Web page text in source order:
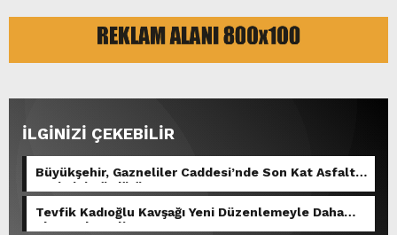
İLGİNİZİ ÇEKEBİLİR
Büyükşehir, Gazneliler Caddesi’nde Son Kat Asfalt
Serimini Sürdürüyor.
Tevfik Kadıoğlu Kavşağı Yeni Düzenlemeyle Daha
Akıcı Hale Geliyor.